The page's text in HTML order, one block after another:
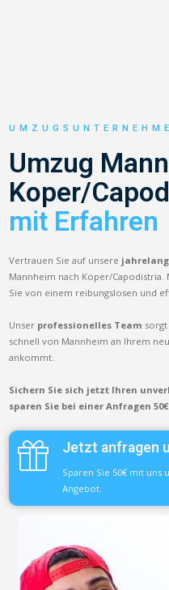
Umzug
Koper/
mit Erfahren
Vertrauen Sie auf unsere
Mannheim nach Koper/
Sie von einem reibungslosen und
Unser professionelles Team
schnell von Mannheim an Ihrem
ankommt.
Sichern Sie sich jetzt Ihren
sparen Sie bei einer Anfragen
Jetzt anfragen
Sparen Sie 50€ mit
Angebot.